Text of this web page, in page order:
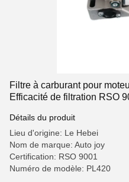
Filtre à carburant pour
Efficacité de filtration RSO
Détails du produit
Lieu d'origine: Le Hebei
Nom de marque: Auto joy
Certification: RSO 9001
Numéro de modèle: PL420